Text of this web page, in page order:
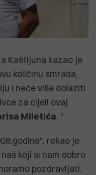
Kaštijuna kazao je
količinu smrada,
i neće više dolaziti
za cijeli ovaj
Miletića. "
rekao je
koji si nam dobro
pozdravljati.